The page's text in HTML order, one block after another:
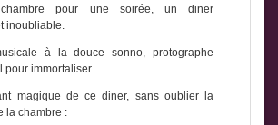
chambre pour une soirée, un diner
inoubliable.
à la douce sonno, protographe
pour immortaliser
magique de ce diner, sans oublier la
la chambre :